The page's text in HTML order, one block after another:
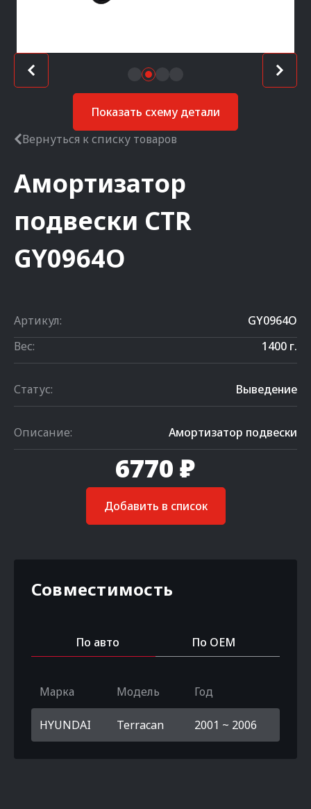
Показать схему детали
Вернуться к списку товаров
Амортизатор
подвески CTR
GY0964O
Артикул:
GY0964O
Вес:
1400 г.
Статус: Выведение
Описание: Амортизатор подвески
6770 ₽
Добавить в список
Совместимость
По авто По OEM
Марка Модель Год
HYUNDAI Terracan 2001 ~ 2006